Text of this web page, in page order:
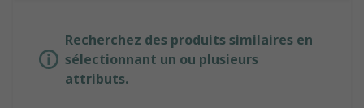
Recherchez des produits similaires en
sélectionnant un ou plusieurs
attributs.